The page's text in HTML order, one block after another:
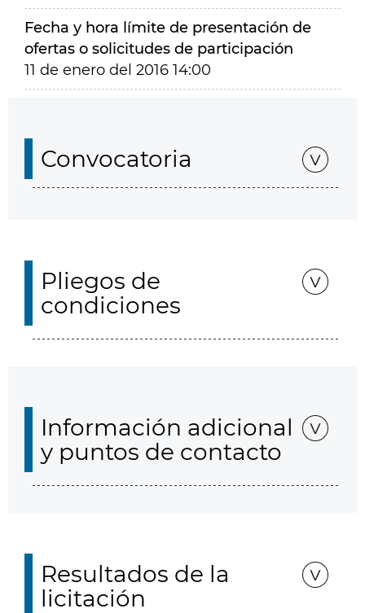
Fecha y hora límite de presentación de
ofertas o solicitudes de participación
11 de enero del 2016 14:00
Convocatoria
Pliegos de
condiciones
Información adicional
y puntos de contacto
Resultados de la
licitación